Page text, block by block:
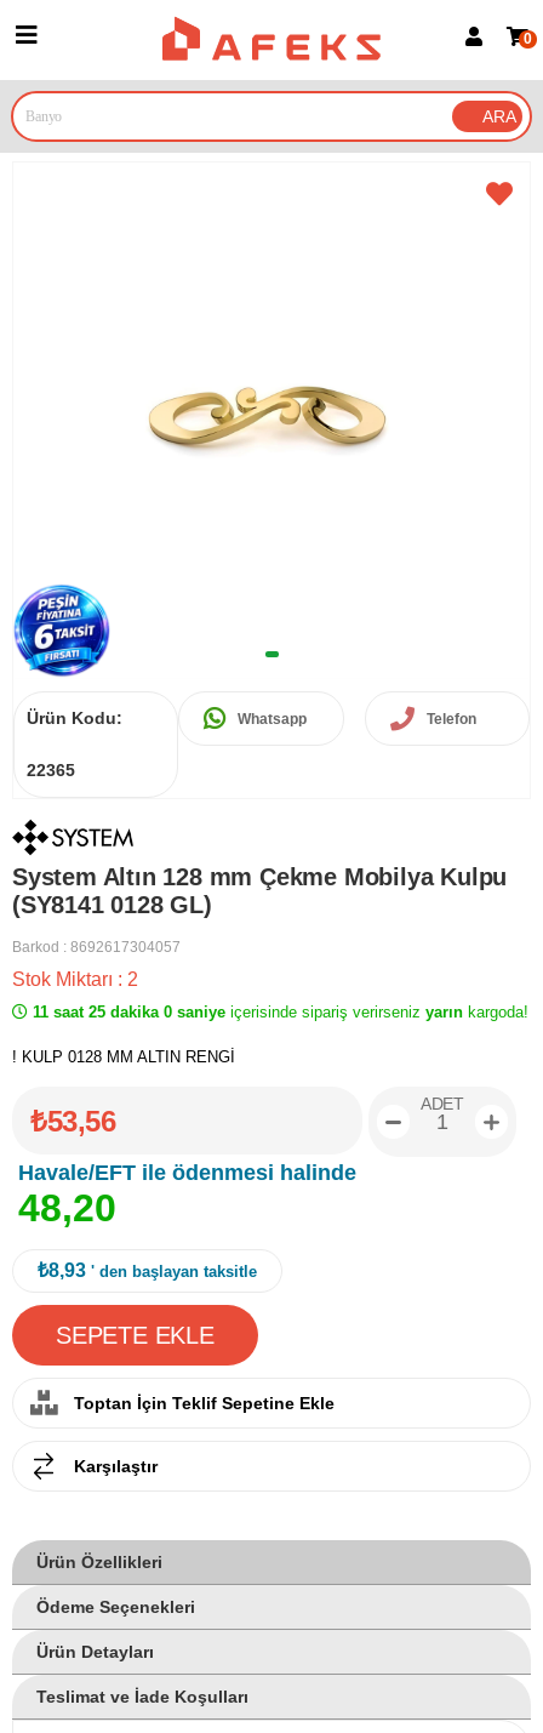
Google İle Bağlan
0
Ürün Kodu:
22365
Whatsapp Telefon
System Altın 128 mm Çekme Mobilya Kulpu
(SY8141 0128 GL)
Barkod : 8692617304057
Stok Miktarı : 2
11 saat 25 dakika 0 saniye içerisinde sipariş verirseniz yarın kargoda!
! KULP 0128 MM ALTIN RENGİ
₺53,56
Havale/EFT ile ödenmesi halinde
48,20
ADET
₺8,93 ' den başlayan taksitle
Toptan İçin Teklif Sepetine Ekle
Karşılaştır
Ürün Özellikleri
Ödeme Seçenekleri
Ürün Detayları
Teslimat ve İade Koşulları